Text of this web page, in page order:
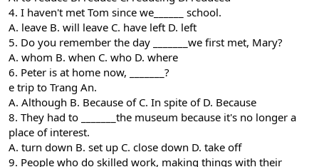
4. I haven't met Tom since we______ school.
A. leave B. will leave C. have left D. left
5. Do you remember the day _______we first met, Mary?
A. whom B. when C. who D. where
6. Peter is at home now, _______?
e trip to Trang An.
A. Although B. Because of C. In spite of D. Because
8. They had to _______the museum because it's no longer a
place of interest.
A. turn down B. set up C. close down D. take off
9. People who do skilled work, making things with their